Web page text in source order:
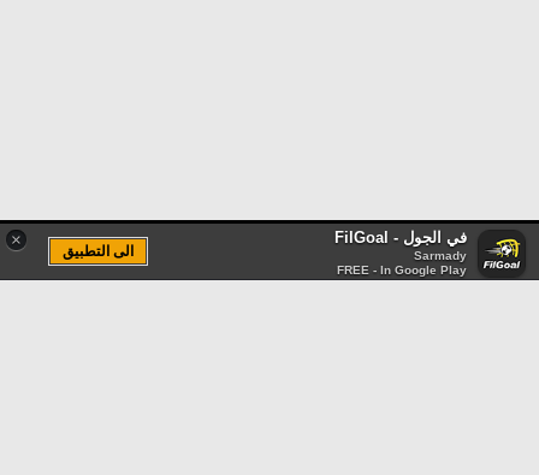
× في الجول - FilGoal
Sarmady
FREE - In Google Play
الى التطبيق